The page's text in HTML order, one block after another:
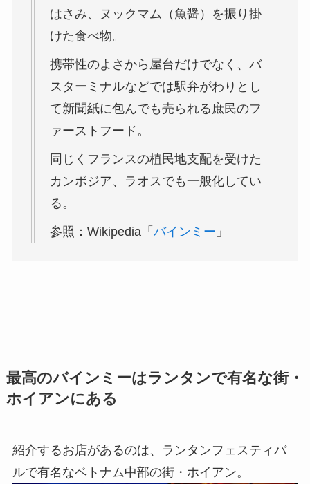
はさみ、ヌックマム（魚醤）を振り掛
けた食べ物。
携帯性のよさから屋台だけでなく、バ
スターミナルなどでは駅弁がわりとし
て新聞紙に包んでも売られる庶民のフ
ァーストフード。
同じくフランスの植民地支配を受けた
カンボジア、ラオスでも一般化してい
る。
参照：Wikipedia「 バインミー 」
最高のバインミーはランタンで有名な街・
ホイアンにある
紹介するお店があるのは、ランタンフェスティバ
ルで有名なベトナム中部の街・ホイアン。